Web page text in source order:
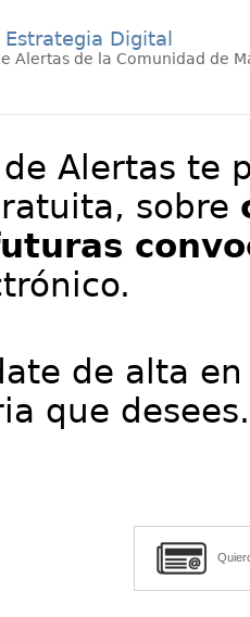
Estrategia Digital
Alertas de la Comunidad de
de Alertas te
sobre
de alta
que desees.